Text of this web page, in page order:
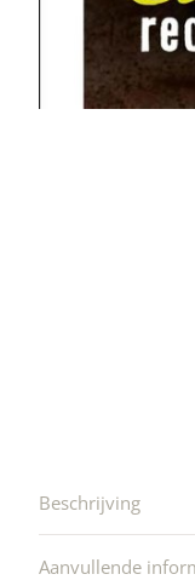
Beschrijving
Aanvullende